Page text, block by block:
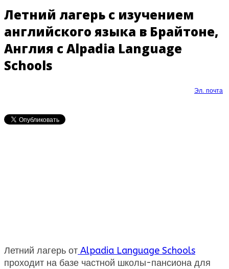
Летний лагерь с изучением
английского языка в Брайтоне,
Англия с Alpadia Language
Schools
Эл. почта
Летний лагерь от Alpadia Language Schools
проходит на базе частной школы-пансиона для